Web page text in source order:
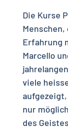
Die Kurse
Erfahrung
Marcello
viele
nur
des